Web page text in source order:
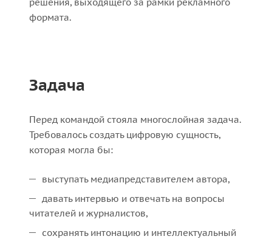
формата.
Задача
Перед командой стояла многослойная задача.
Требовалось создать цифровую сущность,
которая могла бы:
выступать медиапредставителем автора,
давать интервью и отвечать на вопросы
читателей и журналистов,
сохранять интонацию и интеллектуальный